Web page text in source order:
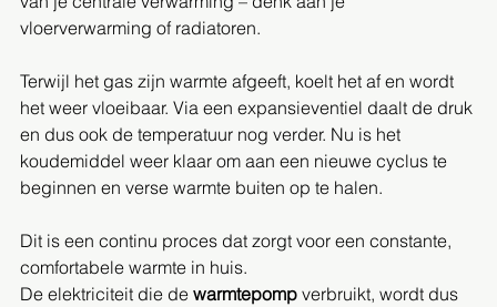
vloerverwarming of radiatoren.
Terwijl het gas zijn warmte afgeeft, koelt het af en wordt
het weer vloeibaar. Via een expansieventiel daalt de druk
en dus ook de temperatuur nog verder. Nu is het
koudemiddel weer klaar om aan een nieuwe cyclus te
beginnen en verse warmte buiten op te halen.
Dit is een continu proces dat zorgt voor een constante,
comfortabele warmte in huis.
De elektriciteit die de warmtepomp verbruikt, wordt dus